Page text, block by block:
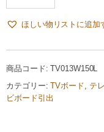
ほしい物リストに追加
商品コード:TV013W150L
カテゴリー:TVボード テ
ビボード引出